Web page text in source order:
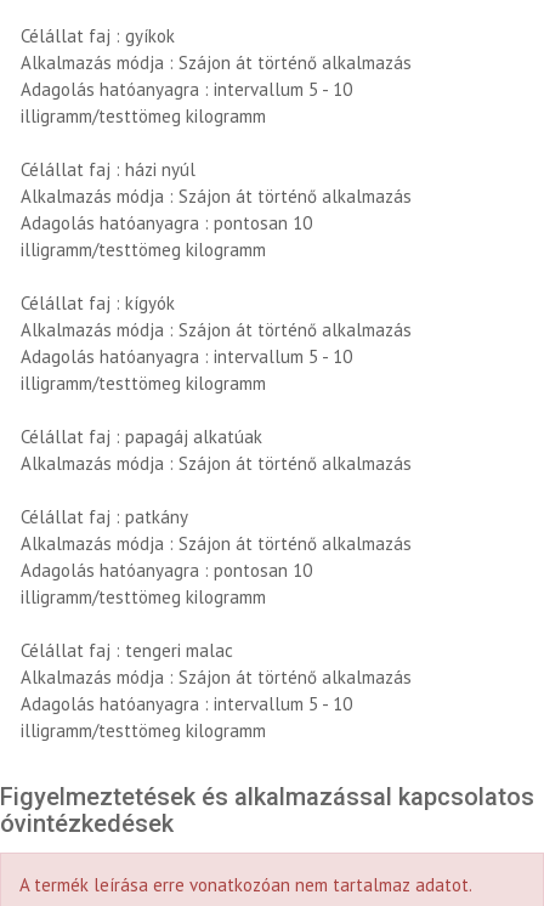
Célállat faj : gyíkok
Alkalmazás módja : Szájon át történő alkalmazás
Adagolás hatóanyagra : intervallum 5 - 10
illigramm/testtömeg kilogramm
Célállat faj : házi nyúl
Alkalmazás módja : Szájon át történő alkalmazás
Adagolás hatóanyagra : pontosan 10
illigramm/testtömeg kilogramm
Célállat faj : kígyók
Alkalmazás módja : Szájon át történő alkalmazás
Adagolás hatóanyagra : intervallum 5 - 10
illigramm/testtömeg kilogramm
Célállat faj : papagáj alkatúak
Alkalmazás módja : Szájon át történő alkalmazás
Célállat faj : patkány
Alkalmazás módja : Szájon át történő alkalmazás
Adagolás hatóanyagra : pontosan 10
illigramm/testtömeg kilogramm
Célállat faj : tengeri malac
Alkalmazás módja : Szájon át történő alkalmazás
Adagolás hatóanyagra : intervallum 5 - 10
illigramm/testtömeg kilogramm
Figyelmeztetések és alkalmazással kapcsolatos
óvintézkedések
A termék leírása erre vonatkozóan nem tartalmaz adatot.